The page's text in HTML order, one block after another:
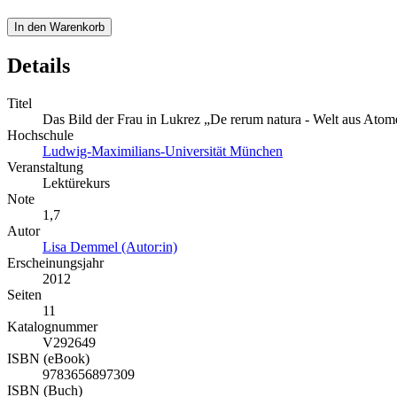
In den Warenkorb
Details
Titel
Das Bild der Frau in Lukrez „De rerum natura - Welt aus
Hochschule
Ludwig-Maximilians-Universität München
Veranstaltung
Lektürekurs
Note
1,7
Autor
Lisa Demmel (Autor:in)
Erscheinungsjahr
2012
Seiten
11
Katalognummer
V292649
ISBN (eBook)
9783656897309
ISBN (Buch)